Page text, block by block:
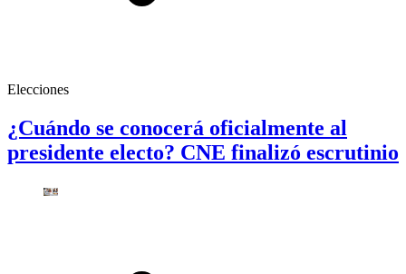
Elecciones
¿Cuándo se conocerá oficialmente al
presidente electo? CNE finalizó escrutinio